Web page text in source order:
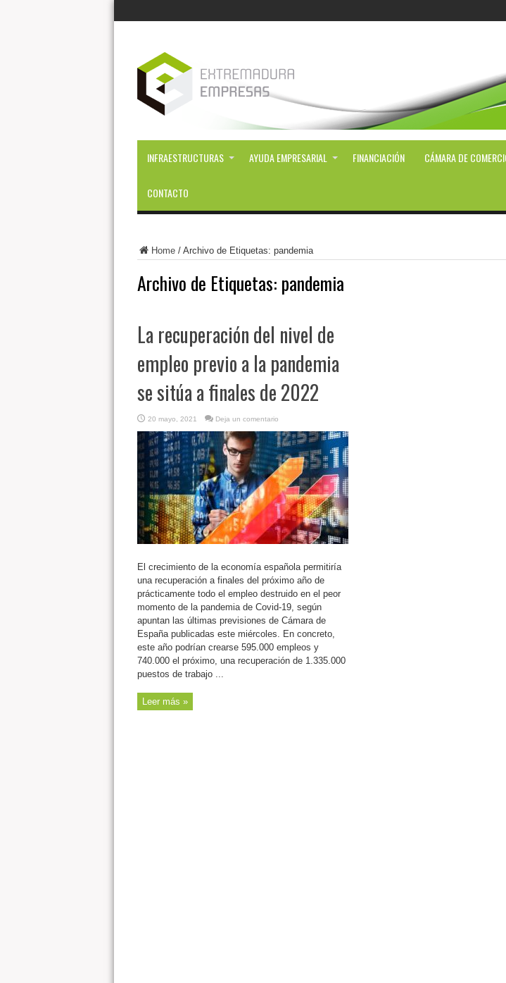
INFRAESTRUCTURAS AYUDA EMPRESARIAL FINANCIACIÓN CÁMARA DE
CONTACTO
Home/ Archivo de Etiquetas: pandemia
Archivo de Etiquetas: pandemia
La recuperación del nivel de
empleo previo a la pandemia
se sitúa a finales de 2022
20 mayo, 2021 Deja un comentario
El crecimiento de la economía española permitiría
una recuperación a finales del próximo año de
prácticamente todo el empleo destruido en el peor
momento de la pandemia de Covid-19, según
apuntan las últimas previsiones de Cámara de
España publicadas este miércoles. En concreto,
este año podrían crearse 595.000 empleos y
740.000 el próximo, una recuperación de 1.335.000
puestos de trabajo ...
Leer más »